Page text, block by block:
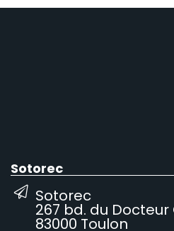
Sotorec
Sotorec
267 bd. du
83000 Toulon